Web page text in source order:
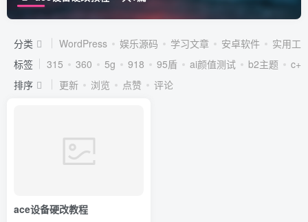
分类 WordPress 娱乐源码 学习文章 安卓软件
实用工
标签
315 360 5g 918 95盾 ai颜值测试 b2主题
c++
排序
更新 浏览 点赞 评论
ace设备硬改教程